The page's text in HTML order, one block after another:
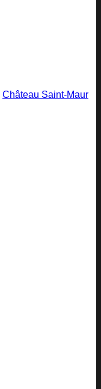
Château Saint-Maur